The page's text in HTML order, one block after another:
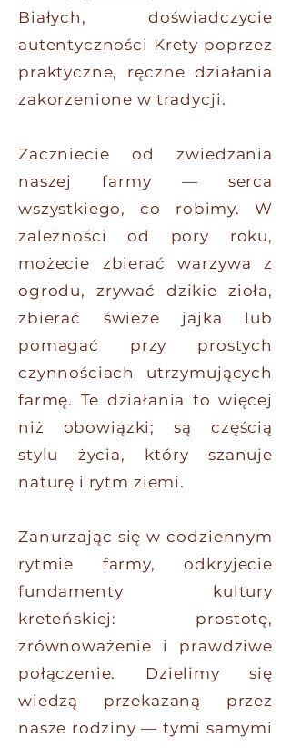
Białych, doświadczycie
autentyczności Krety poprzez
praktyczne, ręczne działania
zakorzenione w tradycji.
Zaczniecie od zwiedzania
naszej farmy — serca
wszystkiego, co robimy. W
zależności od pory roku,
możecie zbierać warzywa z
ogrodu, zrywać dzikie zioła,
zbierać świeże jajka lub
pomagać przy prostych
czynnościach utrzymujących
farmę. Te działania to więcej
niż obowiązki; są częścią
stylu życia, który szanuje
naturę i rytm ziemi.
Zanurzając się w codziennym
rytmie farmy, odkryjecie
fundamenty kultury
kreteńskiej: prostotę,
zrównoważenie i prawdziwe
połączenie. Dzielimy się
wiedzą przekazaną przez
nasze rodziny — tymi samymi